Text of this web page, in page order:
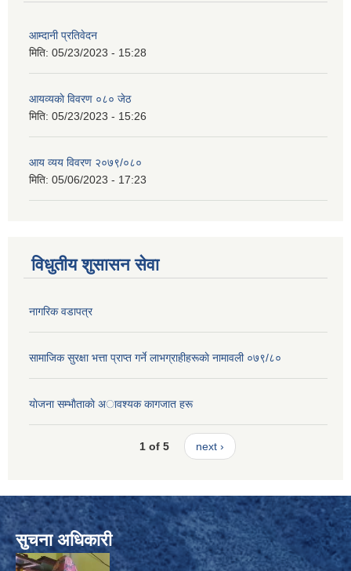
आम्दानी प्रतिवेदन
मिति: 05/23/2023 - 15:28
आयव्यकाे विवरण ०८० जेठ
मिति: 05/23/2023 - 15:26
आय व्यय विवरण २०७९/०८०
मिति: 05/06/2023 - 17:23
विधुतीय शुसासन सेवा
नागरिक वडापत्र
सामाजिक सुरक्षा भत्ता प्राप्त गर्ने लाभग्राहीहरूकाे नामावली ०७९/८०
याेजना सम्भाैताकाे अावश्यक कागजात हरू
1 of 5 next ›
सुचना अधिकारी